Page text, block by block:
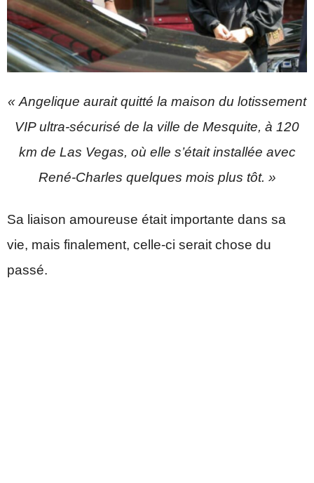
« Angelique aurait quitté la maison du lotissement
VIP ultra-sécurisé de la ville de Mesquite, à 120
km de Las Vegas, où elle s’était installée avec
René-Charles quelques mois plus tôt. »
Sa liaison amoureuse était importante dans sa
vie, mais finalement, celle-ci serait chose du
passé.